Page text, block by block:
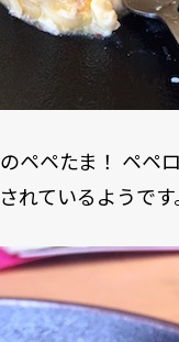
ペペたま！ ペペ
れているようです